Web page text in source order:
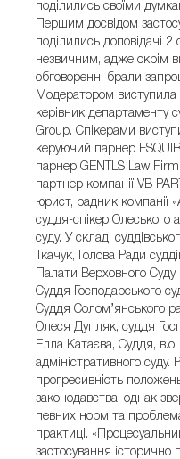
поділились своїми
Першим досвідом
поділились доповідачі 2
незвичним, адже окрім
обговоренні брали
Модератором виступила
керівник департаменту
Group. Спікерами
керуючий парнер
парнер GENTLS Law
партнер компанії VB
юрист, радник компанії
суддя-спікер Олеського
суду. У складі
Ткачук, Голова Ради
Палати Верховного
Суддя Господарського
Суддя Солом’янського
Олеся Дупляк, суддя
Елла Катаєва, Суддя,
адміністративного
прогресивність
законодавства, однак
певних норм та
практиці.
застосування